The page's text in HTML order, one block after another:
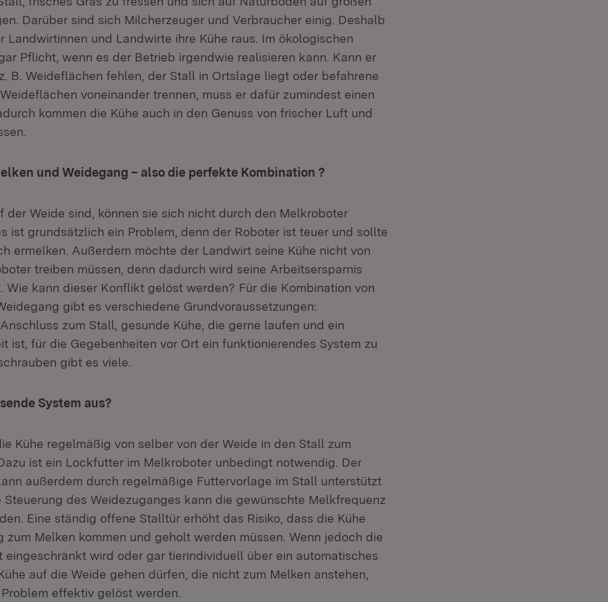
Darüber sind sich Milcherzeuger und Verbraucher einig. Deshalb
Landwirtinnen und Landwirte ihre Kühe raus. Im ökologischen
Pflicht, wenn es der Betrieb irgendwie realisieren kann. Kann er
B. Weideflächen fehlen, der Stall in Ortslage liegt oder befahrene
voneinander trennen, muss er dafür zumindest einen
kommen die Kühe auch in den Genuss von frischer Luft und
und Weidegang – also die perfekte Kombination ?
der Weide sind, können sie sich nicht durch den Melkroboter
ist grundsätzlich ein Problem, denn der Roboter ist teuer und sollte
ermelken. Außerdem möchte der Landwirt seine Kühe nicht von
treiben müssen, denn dadurch wird seine Arbeitsersparnis
Wie kann dieser Konflikt gelöst werden? Für die Kombination von
gibt es verschiedene Grundvoraussetzungen:
zum Stall, gesunde Kühe, die gerne laufen und ein
ist, für die Gegebenheiten vor Ort ein funktionierendes System zu
gibt es viele.
System aus?
Kühe regelmäßig von selber von der Weide in den Stall zum
ist ein Lockfutter im Melkroboter unbedingt notwendig. Der
außerdem durch regelmäßige Futtervorlage im Stall unterstützt
Steuerung des Weidezuganges kann die gewünschte Melkfrequenz
Eine ständig offene Stalltür erhöht das Risiko, dass die Kühe
zum Melken kommen und geholt werden müssen. Wenn jedoch die
eingeschränkt wird oder gar tierindividuell über ein automatisches
auf die Weide gehen dürfen, die nicht zum Melken anstehen,
effektiv gelöst werden.